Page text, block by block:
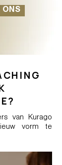
ONS
van Kurago
vorm te